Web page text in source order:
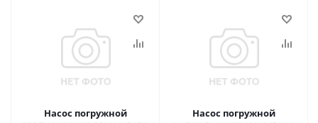
Насос погружной
Насос погружной